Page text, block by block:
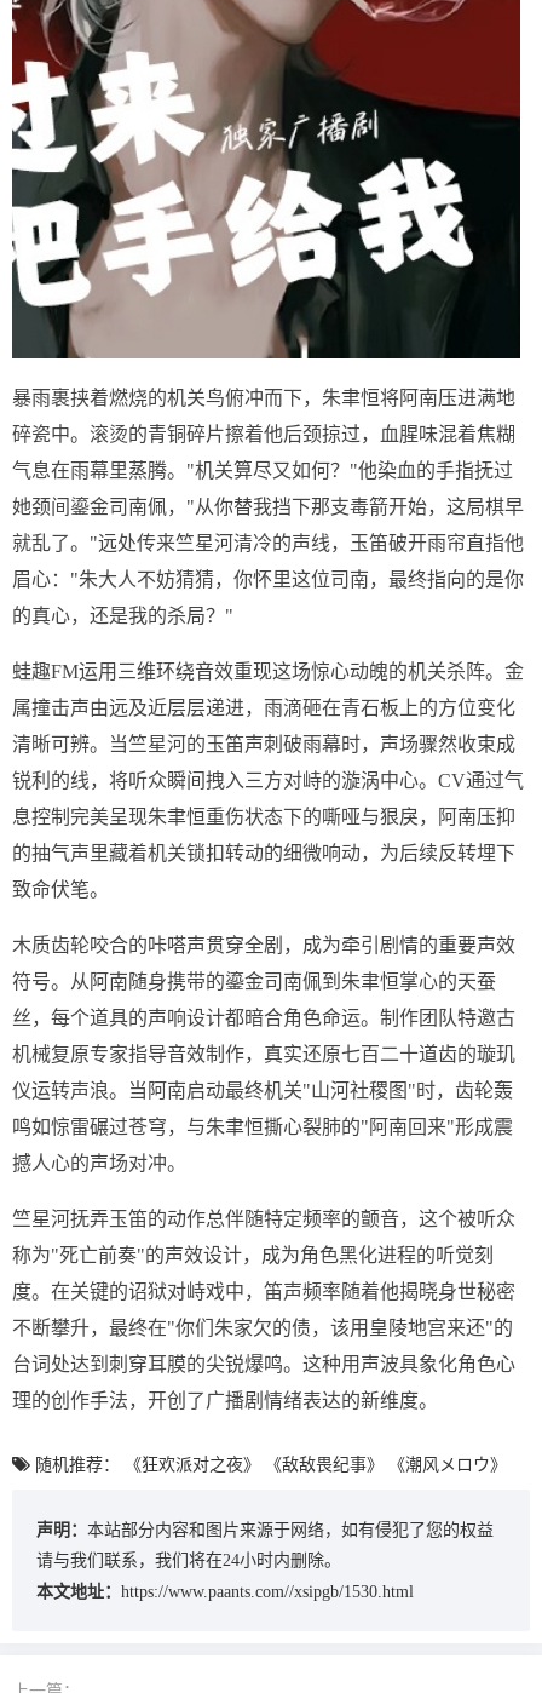
暴雨裹挟着燃烧的机关鸟俯冲而下，朱聿恒将阿南压进满地
碎瓷中。滚烫的青铜碎片擦着他后颈掠过，血腥味混着焦糊
气息在雨幕里蒸腾。"机关算尽又如何？"他染血的手指抚过
她颈间鎏金司南佩，"从你替我挡下那支毒箭开始，这局棋早
就乱了。"远处传来竺星河清冷的声线，玉笛破开雨帘直指他
眉心："朱大人不妨猜猜，你怀里这位司南，最终指向的是你
的真心，还是我的杀局？"
蛙趣FM运用三维环绕音效重现这场惊心动魄的机关杀阵。金
属撞击声由远及近层层递进，雨滴砸在青石板上的方位变化
清晰可辨。当竺星河的玉笛声刺破雨幕时，声场骤然收束成
锐利的线，将听众瞬间拽入三方对峙的漩涡中心。CV通过气
息控制完美呈现朱聿恒重伤状态下的嘶哑与狠戾，阿南压抑
的抽气声里藏着机关锁扣转动的细微响动，为后续反转埋下
致命伏笔。
木质齿轮咬合的咔嗒声贯穿全剧，成为牵引剧情的重要声效
符号。从阿南随身携带的鎏金司南佩到朱聿恒掌心的天蚕
丝，每个道具的声响设计都暗合角色命运。制作团队特邀古
机械复原专家指导音效制作，真实还原七百二十道齿的璇玑
仪运转声浪。当阿南启动最终机关"山河社稷图"时，齿轮轰
鸣如惊雷碾过苍穹，与朱聿恒撕心裂肺的"阿南回来"形成震
撼人心的声场对冲。
竺星河抚弄玉笛的动作总伴随特定频率的颤音，这个被听众
称为"死亡前奏"的声效设计，成为角色黑化进程的听觉刻
度。在关键的诏狱对峙戏中，笛声频率随着他揭晓身世秘密
不断攀升，最终在"你们朱家欠的债，该用皇陵地宫来还"的
台词处达到刺穿耳膜的尖锐爆鸣。这种用声波具象化角色心
理的创作手法，开创了广播剧情绪表达的新维度。
随机推荐： 《狂欢派对之夜》 《敌敌畏纪事》 《潮风メロウ》
声明： 本站部分内容和图片来源于网络，如有侵犯了您的权益
请与我们联系，我们将在24小时内删除。
本文地址： https://www.paants.com//xsipgb/1530.html